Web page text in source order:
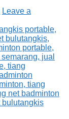
Leave a